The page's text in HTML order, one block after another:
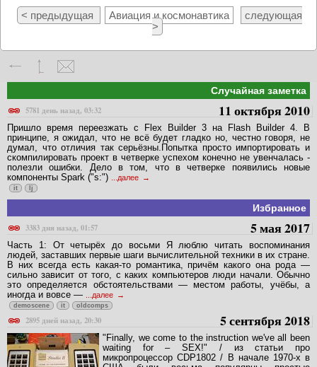
< предыдущая Авиация и космонавтика
следующая
>
Случайная заметка
5781 день назад, 03:32
11 октября 2010
Пришло время переезжать с Flex Builder 3 на Flash Builder 4. В
принципе, я ожидал, что не всё будет гладко но, честно говоря, не
думал, что отличия так серьёзны.Попытка просто импортировать и
скомпилировать проект в четверке успехом конечно не увенчалась -
полезли ошибки. Дело в том, что в четверке появились новые
компоненты Spark ("s:")
...далее
it lj
Избранное
3383 дня назад, 01:57
5 мая 2017
Часть 1: От четырёх до восьми Я люблю читать воспоминания
людей, заставших первые шаги вычислительной техники в их стране.
В них всегда есть какая-то романтика, причём какого она рода —
сильно зависит от того, с каких компьютеров люди начали. Обычно
это определяется обстоятельствами — местом работы, учёбы, а
иногда и вовсе —
...далее
demoscene it oldcomps
2895 дней назад, 20:30 5 сентября 2018
"Finally, we come to the instruction we've all been
waiting for – SEX!" / из статьи про
микропроцессор CDP1802 / В начале 1970-х в